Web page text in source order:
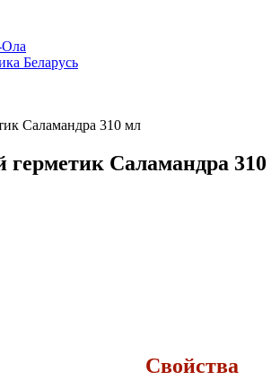
Беларусь
Саламандра 310 мл
герметик Саламандра
Свойства